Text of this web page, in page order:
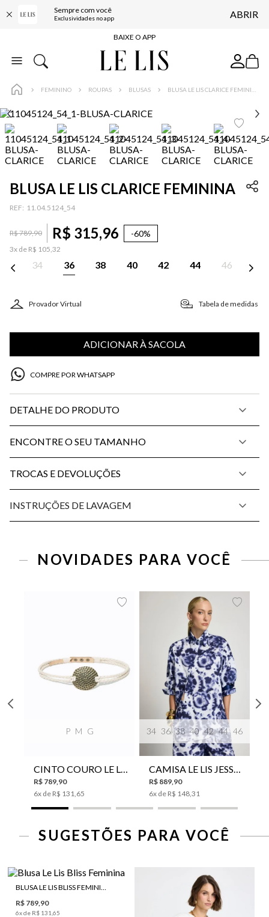
Sempre com você
Exclusividades no app ABRIR
FRETE GRÁTIS*
BAIXE O APP
10% OFF NA PRIMEIRA COMPRA*
FRETE GRÁTIS*
BAIXE O APP
10% OFF NA PRIMEIRA COMPRA*
FEMININO ROUPAS BLUSAS
BLUSA LE LIS CLARICE FEMININA
: 11.04.5124_54
R$789,90 R$ 315,96 -60%
3x de R$ 105,32
34 36 38 40 42 44 46
Provador Virtual Tabela de medidas
ADICIONAR À SACOLA
COMPRE POR WHATSAPP
DETALHE DO PRODUTO
ENCONTRE O SEU TAMANHO
TROCAS E DEVOLUÇÕES
INSTRUÇÕES DE LAVAGEM
NOVIDADES PARA VOCÊ
P M G
R$ 789 90
6x de R$ 131 65
34 36 38 40 42 44 46
R$ 889 90
6x de R$ 148 31
SUGESTÕES PARA VOCÊ
BLUSA LE LIS BLISS FEMININA
R$ 789,90
6x de R$ 131,65